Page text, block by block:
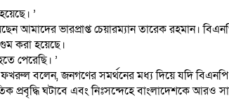
’
আমাদের ভারপ্রাপ্ত চেয়ারম্যান তারেক রহমান।
করা হয়েছে।
পেরেছি। ’
বলেন, জনগণের সমর্থনের মধ্য দিয়ে যদি বিএনপি
ঘটাবে এবং নিঃসন্দেহে বাংলাদেশকে আরও